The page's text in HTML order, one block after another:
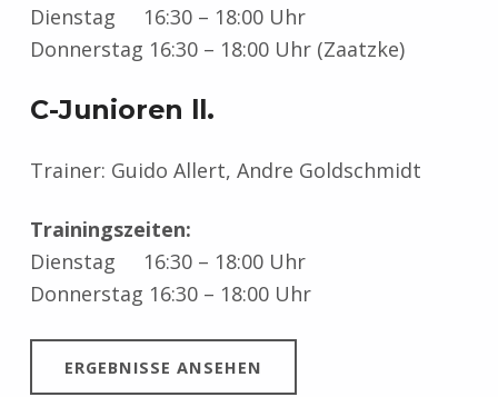
Dienstag 16:30 – 18:00 Uhr
Donnerstag 16:30 – 18:00 Uhr (Zaatzke)
C-Junioren ll.
Trainer: Guido Allert, Andre Goldschmidt
Trainingszeiten:
Dienstag 16:30 – 18:00 Uhr
Donnerstag 16:30 – 18:00 Uhr
ERGEBNISSE ANSEHEN